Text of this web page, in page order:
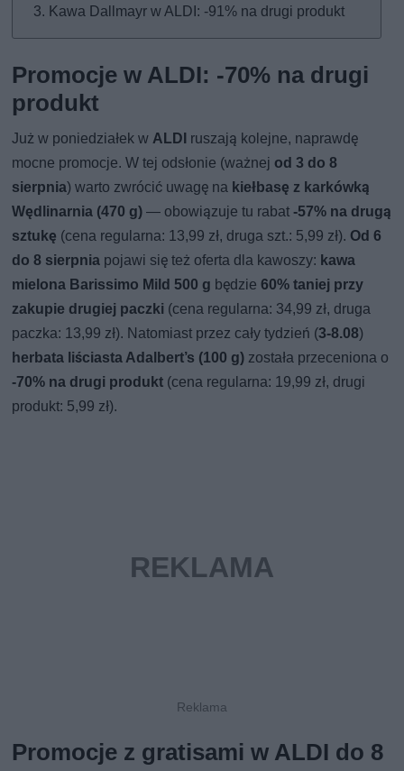
Kawa Dallmayr w ALDI: -91% na drugi produkt
Promocje w ALDI: -70% na drugi
produkt
Już w poniedziałek wALDI ruszają kolejne, naprawdę
mocne promocje. W tej odsłonie (ważnej od 3 do 8
sierpnia) warto zwrócić uwagę na kiełbasę z karkówką
Wędlinarnia (470 g) — obowiązuje tu rabat-57% na drugą
sztukę (cena regularna: 13,99 zł, druga szt.: 5,99 zł). Od 6
do 8 sierpnia pojawi się też oferta dla kawoszy: kawa
mielona Barissimo Mild 500 g będzie60% taniej przy
zakupie drugiej paczki (cena regularna: 34,99 zł, druga
paczka: 13,99 zł). Natomiast przez cały tydzień (3-8.08)
herbata liściasta Adalbert’s (100 g) została przeceniona o
-70% na drugi produkt (cena regularna: 19,99 zł, drugi
produkt: 5,99 zł).
Promocje z gratisami w ALDI do 8